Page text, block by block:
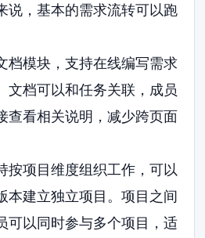
说，基本的需求流转可以跑
档模块，支持在线编写需求
文档可以和任务关联，成员
查看相关说明，减少跨页面
按项目维度组织工作，可以
本建立独立项目。项目之间
可以同时参与多个项目，适